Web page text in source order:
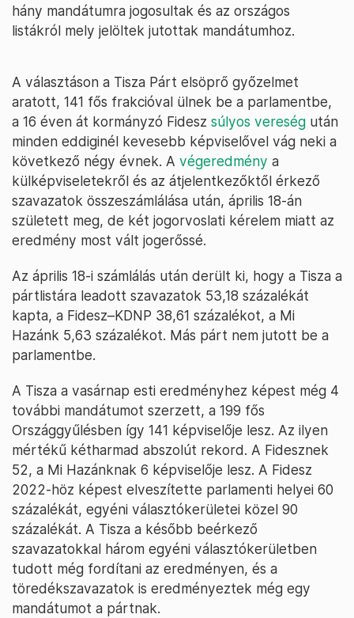
hány mandátumra jogosultak és az országos
listákról mely jelöltek jutottak mandátumhoz.
A választáson a Tisza Párt elsöprő győzelmet
aratott, 141 fős frakcióval ülnek be a parlamentbe,
a 16 éven át kormányzó Fidesz súlyos vereség után
minden eddiginél kevesebb képviselővel vág neki a
következő négy évnek. A végeredmény a
külképviseletekről és az átjelentkezőktől érkező
szavazatok összeszámlálása után, április 18-án
született meg, de két jogorvoslati kérelem miatt az
eredmény most vált jogerőssé.
Az április 18-i számlálás után derült ki, hogy a Tisza a
pártlistára leadott szavazatok 53,18 százalékát
kapta, a Fidesz–KDNP 38,61 százalékot, a Mi
Hazánk 5,63 százalékot. Más párt nem jutott be a
parlamentbe.
A Tisza a vasárnap esti eredményhez képest még 4
további mandátumot szerzett, a 199 fős
Országgyűlésben így 141 képviselője lesz. Az ilyen
mértékű kétharmad abszolút rekord. A Fidesznek
52, a Mi Hazánknak 6 képviselője lesz. A Fidesz
2022-höz képest elveszítette parlamenti helyei 60
százalékát, egyéni választókerületei közel 90
százalékát. A Tisza a később beérkező
szavazatokkal három egyéni választókerületben
tudott még fordítani az eredményen, és a
töredékszavazatok is eredményeztek még egy
mandátumot a pártnak.